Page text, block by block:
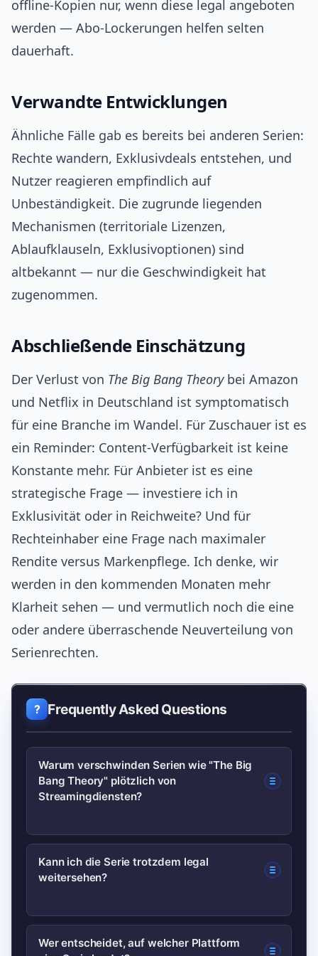
offline‑Kopien nur, wenn diese legal angeboten
werden — Abo‑Lockerungen helfen selten
dauerhaft.
Verwandte Entwicklungen
Ähnliche Fälle gab es bereits bei anderen Serien:
Rechte wandern, Exklusivdeals entstehen, und
Nutzer reagieren empfindlich auf
Unbeständigkeit. Die zugrunde liegenden
Mechanismen (territoriale Lizenzen,
Ablaufklauseln, Exklusivoptionen) sind
altbekannt — nur die Geschwindigkeit hat
zugenommen.
Abschließende Einschätzung
Der Verlust von The Big Bang Theorybei Amazon
und Netflix in Deutschland ist symptomatisch
für eine Branche im Wandel. Für Zuschauer ist es
ein Reminder: Content‑Verfügbarkeit ist keine
Konstante mehr. Für Anbieter ist es eine
strategische Frage — investiere ich in
Exklusivität oder in Reichweite? Und für
Rechteinhaber eine Frage nach maximaler
Rendite versus Markenpflege. Ich denke, wir
werden in den kommenden Monaten mehr
Klarheit sehen — und vermutlich noch die eine
oder andere überraschende Neuverteilung von
Serienrechten.
Frequently Asked Questions
Warum verschwinden Serien wie "The Big
Bang Theory" plötzlich von
Streamingdiensten?
Meistens laufen Lizenzverträge aus
und werden nicht verlängert oder die
exklusive Deals mit anderen Anbietern.
Das ist eine wirtschaftliche
Kann ich die Serie trotzdem legal
weitersehen?
Oft ja: Möglichkeiten sind Kauf oder
Wer entscheidet, auf welcher Plattform